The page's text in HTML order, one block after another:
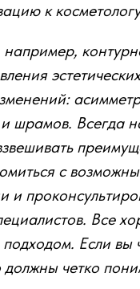
к
например,
шрамов. Всегда
с
и
Все
Если вы
должны четко